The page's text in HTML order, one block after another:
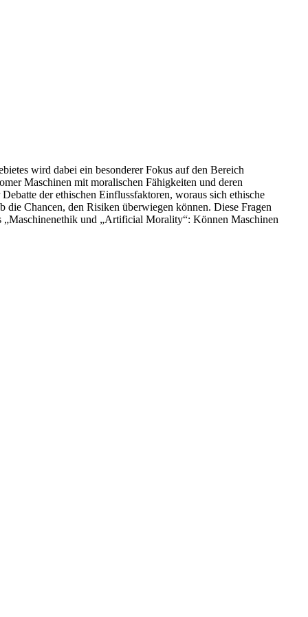
wird dabei ein besonderer Fokus auf den Bereich
Maschinen mit moralischen Fähigkeiten und deren
der ethischen Einflussfaktoren, woraus sich ethische
Chancen, den Risiken überwiegen können. Diese Fragen
und „Artificial Morality“: Können Maschinen